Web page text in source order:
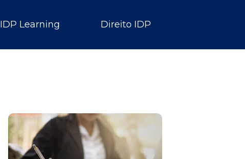
IDP Learning Direito IDP